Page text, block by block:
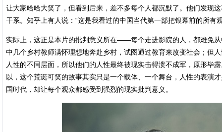
让大家哈哈大笑了，但看到后来，差不多每个人都沉默了。他们发现
干系。知乎上有人说：“这是我看过的中国当代第一部把银幕前的所有
实际上，这正是本片的批判意义所在——每个走进影院的人，都难免
中几个乡村教师满怀理想地奔赴乡村，试图通过教育来改变社会；但
人性的不同层面，所以他们的人性最终被现实击得溃不成军，原形毕
以，这个荒诞可笑的故事其实只是一个载体、一个舞台，人性的表演
国时代，却让每个观众都感受到强烈的现实批判意义。